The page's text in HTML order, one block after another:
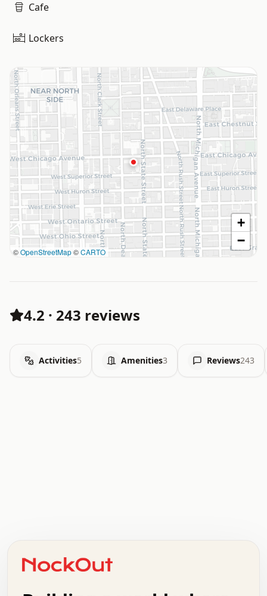
Cafe
Lockers
©OpenStreetMap©CARTO
+
−
4.2 · 243 reviews
Activities5 Amenities3 Reviews243
+   .   .   .   .   .   .   .   .   .   +   .   .